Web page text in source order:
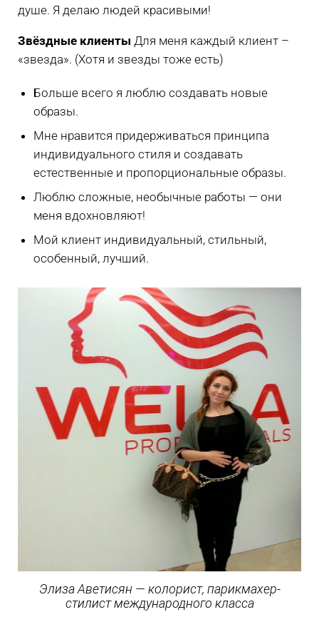
душе. Я делаю людей красивыми!
Звёздные клиенты Для меня каждый клиент –
«звезда». (Хотя и звезды тоже есть)
Больше всего я люблю создавать новые
образы.
Мне нравится придерживаться принципа
индивидуального стиля и создавать
естественные и пропорциональные образы.
Люблю сложные, необычные работы — они
меня вдохновляют!
Мой клиент индивидуальный, стильный,
особенный, лучший.
Элиза Аветисян — колорист, парикмахер-
стилист международного класса